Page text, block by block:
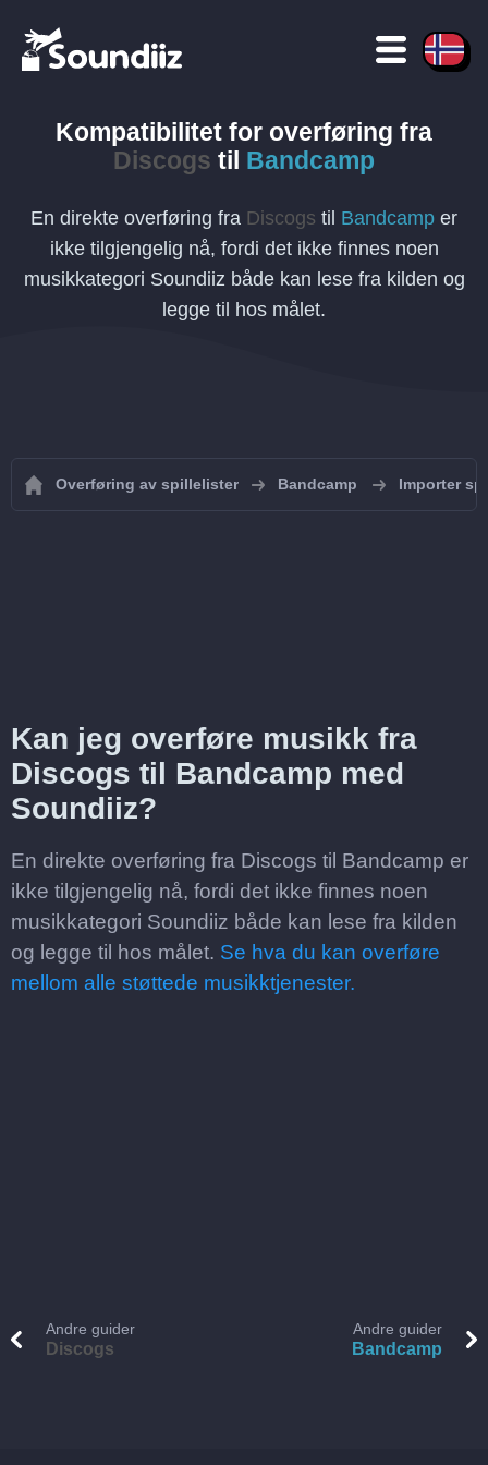
Kompatibilitet for overføring fra
Discogs til Bandcamp
En direkte overføring fra Discogs til Bandcamp er
ikke tilgjengelig nå, fordi det ikke finnes noen
musikkategori Soundiiz både kan lese fra kilden og
legge til hos målet.
Overføring av spillelister Bandcamp Importer
Kan jeg overføre musikk fra
Discogs til Bandcamp med
Soundiiz?
En direkte overføring fra Discogs til Bandcamp er
ikke tilgjengelig nå, fordi det ikke finnes noen
musikkategori Soundiiz både kan lese fra kilden
og legge til hos målet. Se hva du kan overføre
mellom alle støttede musikktjenester.
Andre guider
Discogs
Andre guider
Bandcamp